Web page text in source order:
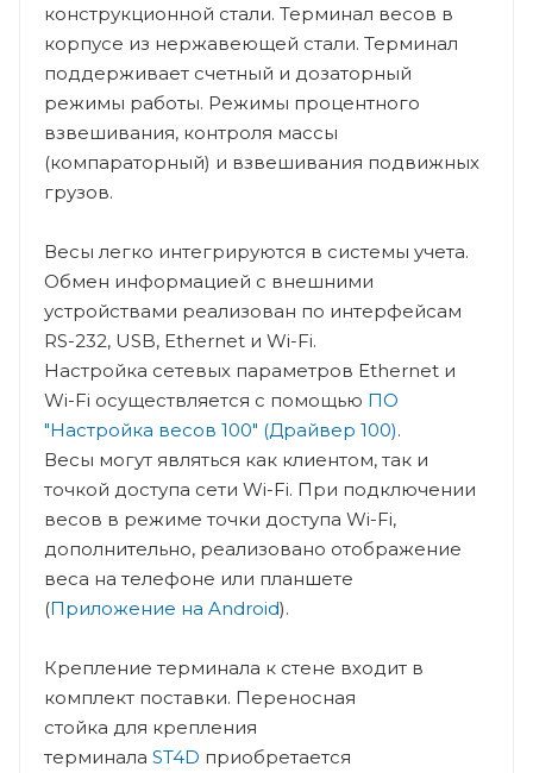
конструкционной стали. Терминал весов в
корпусе из нержавеющей стали. Терминал
поддерживает счетный и дозаторный
режимы работы. Режимы процентного
взвешивания, контроля массы
(компараторный) и взвешивания подвижных
грузов.
Весы легко интегрируются в системы учета.
Обмен информацией с внешними
устройствами реализован по интерфейсам
RS-232, USB, Ethernet и Wi-Fi.
Настройка сетевых параметров Ethernet и
Wi-Fi осуществляется с помощью ПО
"Настройка весов 100" (Драйвер 100).
Весы могут являться как клиентом, так и
точкой доступа сети Wi-Fi. При подключении
весов в режиме точки доступа Wi-Fi,
дополнительно, реализовано отображение
веса на телефоне или планшете
(Приложение на Android).
Крепление терминала к стене входит в
комплект поставки. Переносная
стойка для крепления
терминала ST4D приобретается